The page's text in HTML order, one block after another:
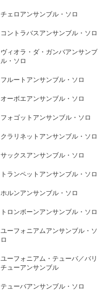
チェロアンサンブル・ソロ
コントラバスアンサンブル・ソロ
ヴィオラ・ダ・ガンバアンサンブ
ル・ソロ
フルートアンサンブル・ソロ
オーボエアンサンブル・ソロ
フォゴットアンサンブル・ソロ
クラリネットアンサンブル・ソロ
サックスアンサンブル・ソロ
トランペットアンサンブル・ソロ
ホルンアンサンブル・ソロ
トロンボーンアンサンブル・ソロ
ユーフォニアムアンサンブル・ソ
ロ
ユーフォニアム・テューバ／バリ
チューアンサンブル
テューバアンサンブル・ソロ